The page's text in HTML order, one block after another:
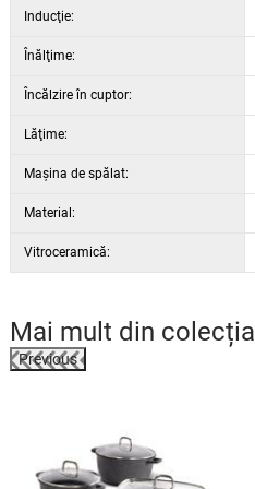
Inducţie:
Înălţime:
Încălzire în cuptor:
Lăţime:
Maşina de spălat:
Material:
Vitroceramică:
Mai mult din colecția
Previous